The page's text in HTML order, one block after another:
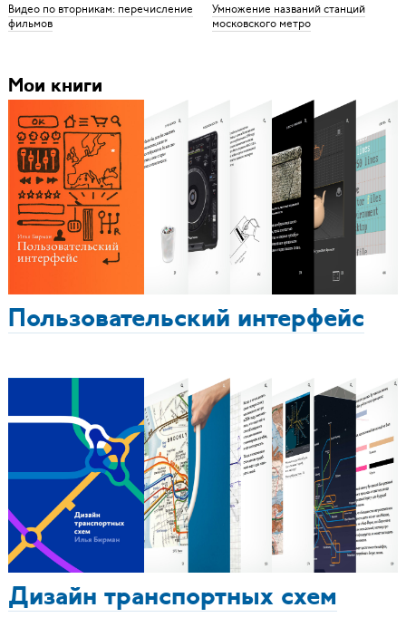
Видео по вторникам: перечисление
фильмов
Умножение названий станций
московского метро
Мои книги
Пользовательский интерфейс
Дизайн транспортных схем